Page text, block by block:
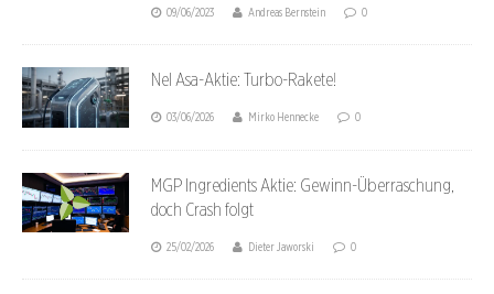
09/06/2023 Andreas Bernstein 0
Nel Asa-Aktie: Turbo-Rakete!
03/06/2026 Mirko Hennecke 0
MGP Ingredients Aktie: Gewinn-Überraschung,
doch Crash folgt
25/02/2026 Dieter Jaworski 0